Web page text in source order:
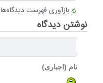
بازآوری فهرست دیدگاه‌ها
نوشتن دیدگاه
نام (اجباری)